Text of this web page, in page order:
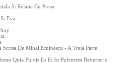
Si Relatia Cu Presa
Eva
Scrisa De Mihai Eminescu - A Treia Parte
Quia Pulvis Es Et In Pulverem Reverteris